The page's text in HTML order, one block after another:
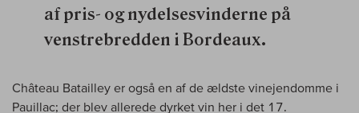
af pris- og nydelsesvinderne på
venstrebredden i Bordeaux.
Château Batailley er også en af de ældste vinejendomme i
Pauillac; der blev allerede dyrket vin her i det 17.